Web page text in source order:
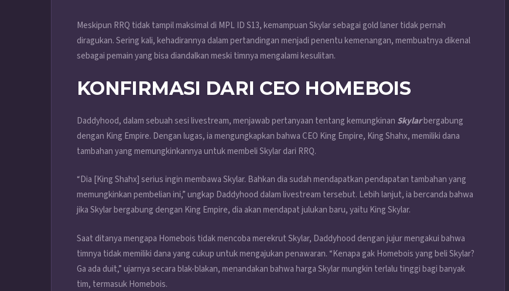
Meskipun RRQ tidak tampil maksimal di MPL ID S13, kemampuan Skylar sebagai gold laner tidak pernah
diragukan. Sering kali, kehadirannya dalam pertandingan menjadi penentu kemenangan, membuatnya dikenal
sebagai pemain yang bisa diandalkan meski timnya mengalami kesulitan.
KONFIRMASI DARI CEO HOMEBOIS
Daddyhood, dalam sebuah sesi livestream, menjawab pertanyaan tentang kemungkinan Skylarbergabung
dengan King Empire. Dengan lugas, ia mengungkapkan bahwa CEO King Empire, King Shahx, memiliki dana
tambahan yang memungkinkannya untuk membeli Skylar dari RRQ.
“Dia [King Shahx] serius ingin membawa Skylar. Bahkan dia sudah mendapatkan pendapatan tambahan yang
memungkinkan pembelian ini,” ungkap Daddyhood dalam livestream tersebut. Lebih lanjut, ia bercanda bahwa
jika Skylar bergabung dengan King Empire, dia akan mendapat julukan baru, yaitu King Skylar.
Saat ditanya mengapa Homebois tidak mencoba merekrut Skylar, Daddyhood dengan jujur mengakui bahwa
timnya tidak memiliki dana yang cukup untuk mengajukan penawaran. “Kenapa gak Homebois yang beli Skylar?
Ga ada duit,” ujarnya secara blak-blakan, menandakan bahwa harga Skylar mungkin terlalu tinggi bagi banyak
tim, termasuk Homebois.